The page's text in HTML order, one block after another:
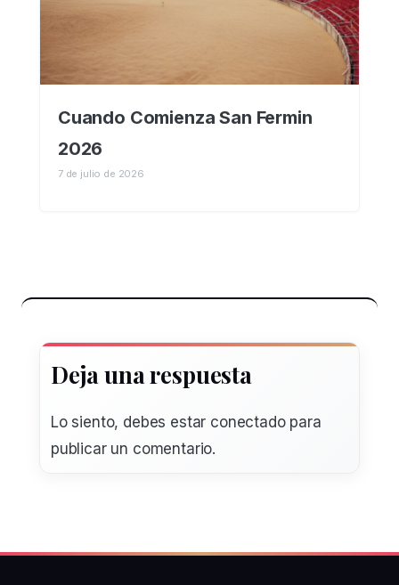
Cuando Comienza San Fermin
2026
7 de julio de 2026
Deja una respuesta
Lo siento, debes estar conectadopara
publicar un comentario.